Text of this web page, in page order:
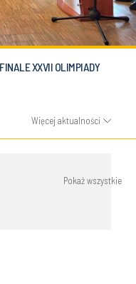
XXVII OLIMPIADY
Więcej aktualności
Pokaż wszystkie